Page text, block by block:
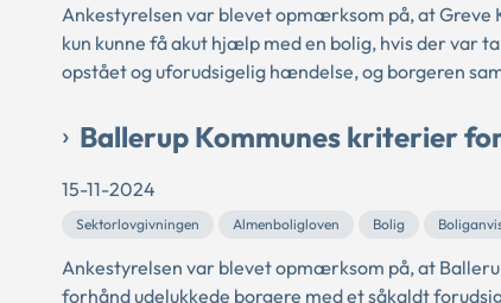
Ankestyrelsen var blevet opmærksom på, at
kun kunne få akut hjælp med en bolig, hvis der var
opstået og uforudsigelig hændelse, og borgeren
Ballerup Kommunes kriterier
15-11-2024
Sektorlovgivningen Almenboligloven Bolig
Ankestyrelsen var blevet opmærksom på, at
forhånd udelukkede borgere med et såkaldt